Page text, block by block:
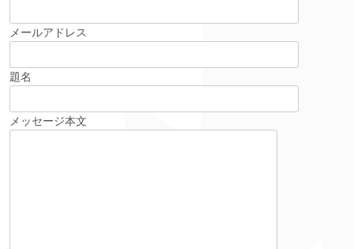
メールアドレス
題名
メッセージ本文